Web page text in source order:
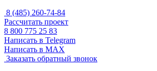
8 (485) 260-74-84
Рассчитать проект
8 800 775 25 83
Написать в Telegram
Написать в MAX
Заказать обратный звонок